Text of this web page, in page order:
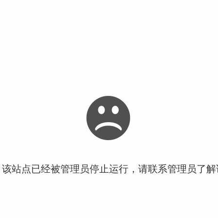
站点已经被管理员停止运行，请联系管理员了